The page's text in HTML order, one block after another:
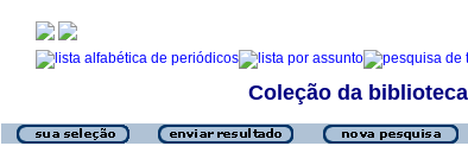
Coleção da biblioteca